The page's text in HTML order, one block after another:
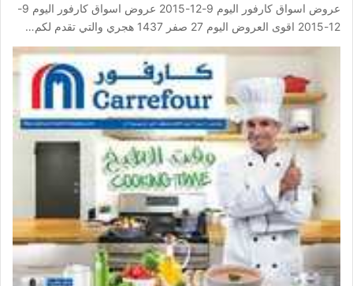
عروض اسواق كارفور اليوم 9-12-2015 عروض اسواق كارفور اليوم 9-
12-2015 اقوى العروض اليوم 27 صفر 1437 هجري والتي تقدم لكم…